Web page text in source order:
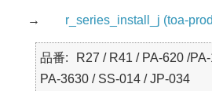
→ r_series_install_j (toa-
品番
R27 / R41 / PA-620 /
PA-3630 / SS-014 / JP-034